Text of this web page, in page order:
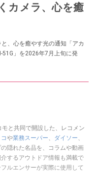
カメラ、心を癒
、心を癒やす光の通知「アカ
51G」を2026年7月上旬に発
と共同で開設した、レコメン
や業務スーパー ダイソー
隠れた名品を、コラムや動画
するアウトドア情報も満載で
ルエンサーが実際に使用して